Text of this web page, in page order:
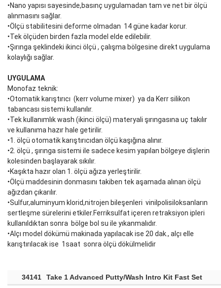
•Nano yapısı sayesinde,basınç uygulamadan tam ve net bir ölçü
alınmasını sağlar.
•Ölçü stabilitesini deforme olmadan 14 güne kadar korur.
•Tek ölçüden birden fazla model elde edilebilir.
•Şırınga şeklindeki ikinci ölçü , çalışma bölgesine direkt uygulama
kolaylığı sağlar.
UYGULAMA
Monofaz teknik:
•Otomatik karıştırıcı (kerr volume mixer) ya da Kerr silikon
tabancası sistemi kullanılır.
•Tek kullanımlık wash (ikinci ölçü) materyali şırıngasına uç takılır
ve kullanıma hazır hale getirilir.
•1. ölçü otomatik karıştırıcıdan ölçü kaşığına alınır.
•2. ölçü , şırınga sistemi ile sadece kesim yapılan bölgeye dişlerin
kolesinden başlayarak sıkılır.
•Kaşıkta hazır olan 1. ölçü ağıza yerleştirilir.
•Ölçü maddesinin donmasını takiben tek aşamada alınan ölçü
ağızdan çıkarılır.
•Sulfur,aluminyum klorid,nitrojen bileşenleri vinilpolisiloksanların
sertleşme sürelerini etkiler.Ferriksulfat içeren retraksiyon ipleri
kullanıldıktan sonra bölge bol su ile yıkanmalıdır.
•Alçı model dökümü makinada yapılacak ise 20 dak., alçı elle
karıştırılacak ise 1saat sonra ölçü dökülmelidir
34141
Take 1 Advanced Putty/Wash Intro Kit Fast Set